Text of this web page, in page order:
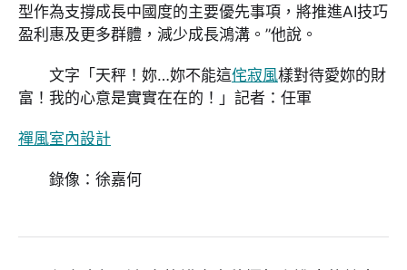
型作為支撐成長中國度的主要優先事項，將推進AI技巧
盈利惠及更多群體，減少成長鴻溝。”他說。
文字「天秤！妳…妳不能這侘寂風樣對待愛妳的財
富！我的心意是實實在在的！」記者：任軍
禪風室內設計
錄像：徐嘉何